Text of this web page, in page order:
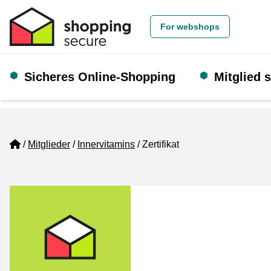
For webshops
Sicheres Online-Shopping Mitglied
Home
Mitglieder Innervitamins Zertifikat